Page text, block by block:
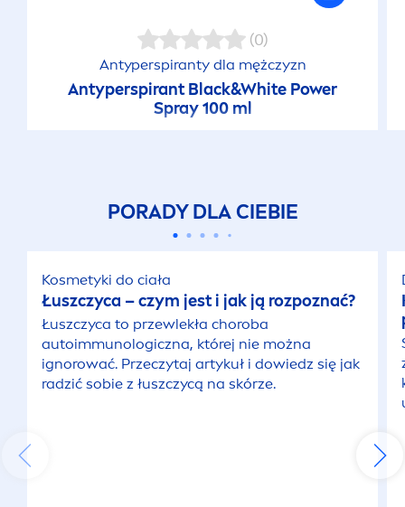
Czym myć twarz? Wskazówki od
Tonik do twarzy – dlaczego jest ci potrzebny?
Oczyszczanie porów – 8 znanych i mniej
TO TAKŻE CI SIĘ SPODOBA